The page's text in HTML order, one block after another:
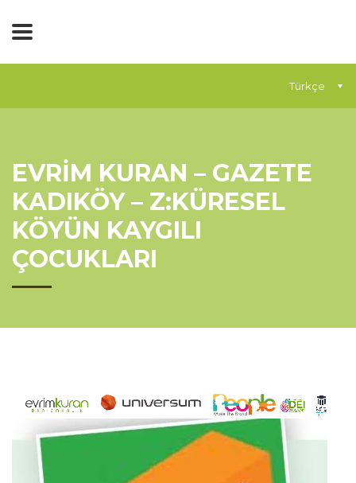
Türkçe
EVRİM KURAN – GAZETE
KADIKÖY – Z:KÜRESEL
KÖYÜN KAYGILI
ÇOCUKLARI